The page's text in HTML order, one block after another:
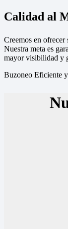
Calidad al
Creemos en ofrecer
Nuestra meta es
mayor visibilidad y
Buzoneo Eficiente